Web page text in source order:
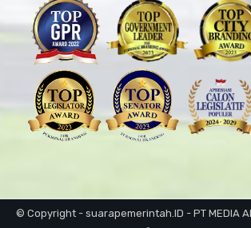
© Copyright - suarapemerintah.ID - PT MEDIA